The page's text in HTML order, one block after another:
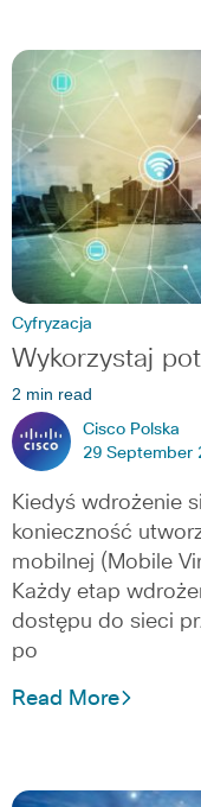
Cyfryzacja
Wykorzystaj
2 min read
Cisco Polska
29 September
Kiedyś wdrożenie
konieczność
mobilnej (Mobile
Każdy etap
dostępu do sieci
po
Read More